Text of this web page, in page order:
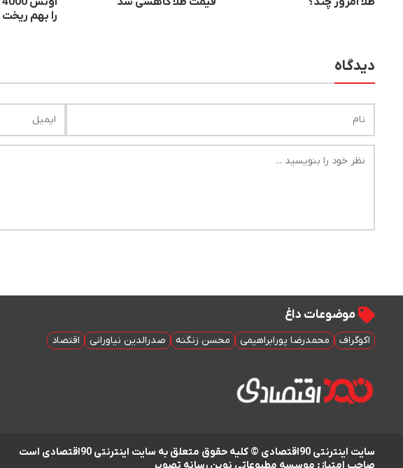
را بهم ریخت
دیدگاه
موضوعات داغ
اکوگراف محمدرضا پورابراهیمی محسن زنگنه صدرالدین نیاورانی اقتصاد
سایت اینترنتی 90اقتصادی © کلیه حقوق متعلق به سایت اینترنتی 90اقتصادی است